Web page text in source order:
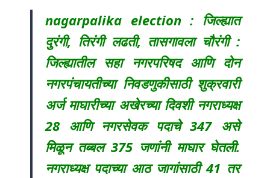
nagarpalika election : जिल्ह्यात
दुरंगी, तिरंगी लढती, तासगावला चौरंगी :
जिल्ह्यातील सहा नगरपरिषद आणि दोन
नगरपंचायतीच्या निवडणुकीसाठी शुक्रवारी
अर्ज माघारीच्या अखेरच्या दिवशी नगराध्यक्ष
28 आणि नगरसेवक पदाचे 347 असे
मिळून तब्बल 375 जणांनी माघार घेतली.
नगराध्यक्ष पदाच्या आठ जागांसाठी 41 तर